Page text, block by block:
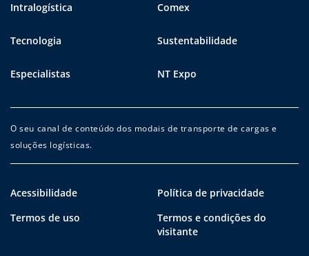
Intralogística Comex
Tecnologia Sustentabilidade
Especialistas NT Expo
O seu canal de conteúdo dos modais de transporte de cargas e
soluções logísticas.
Acessibilidade
Política de privacidade
Termos de uso
Termos e condições do
visitante